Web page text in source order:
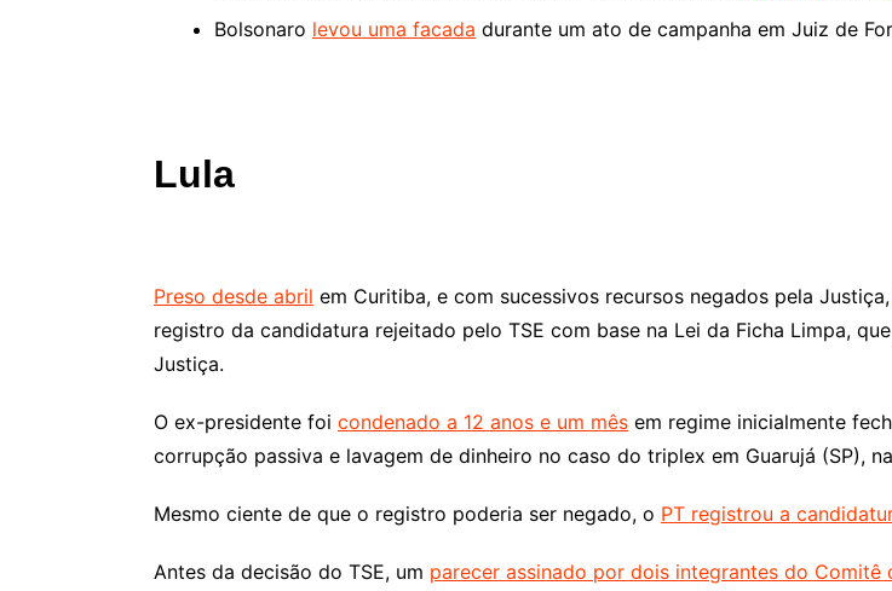
Bolsonaro levou uma facada durante um ato de campanha em Juiz de
Lula
Preso desde abril em Curitiba, e com sucessivos recursos negados pela Justiça,
registro da candidatura rejeitado pelo TSE com base na Lei da Ficha Limpa,
Justiça.
O ex-presidente foi condenado a 12 anos e um mês em regime inicialmente
corrupção passiva e lavagem de dinheiro no caso do triplex em Guarujá (SP),
Mesmo ciente de que o registro poderia ser negado, o PT registrou a
Antes da decisão do TSE, um parecer assinado por dois integrantes do Comitê